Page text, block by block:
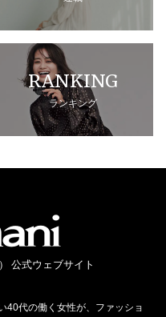
RANKING
ランキング
公式ウェブサイト
40代の働く女性が、ファッショ